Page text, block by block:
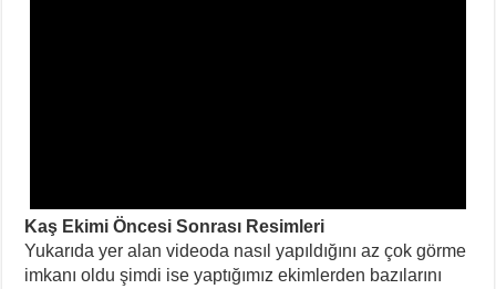
Kaş Ekimi Öncesi Sonrası Resimleri
Yukarıda yer alan videoda nasıl yapıldığını az çok görme
imkanı oldu şimdi ise yaptığımız ekimlerden bazılarını